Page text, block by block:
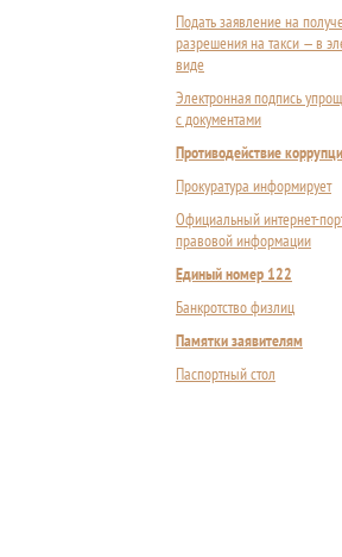
Подать заявление на
разрешения на такси — в
виде
Электронная подпись
с документами
Противодействие
Прокуратура информирует
Официальный интернет-
правовой информации
Единый номер 122
Банкротство физлиц
Памятки заявителям
Паспортный стол